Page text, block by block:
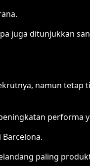
juga ditunjukkan
namun tetap
performa
paling